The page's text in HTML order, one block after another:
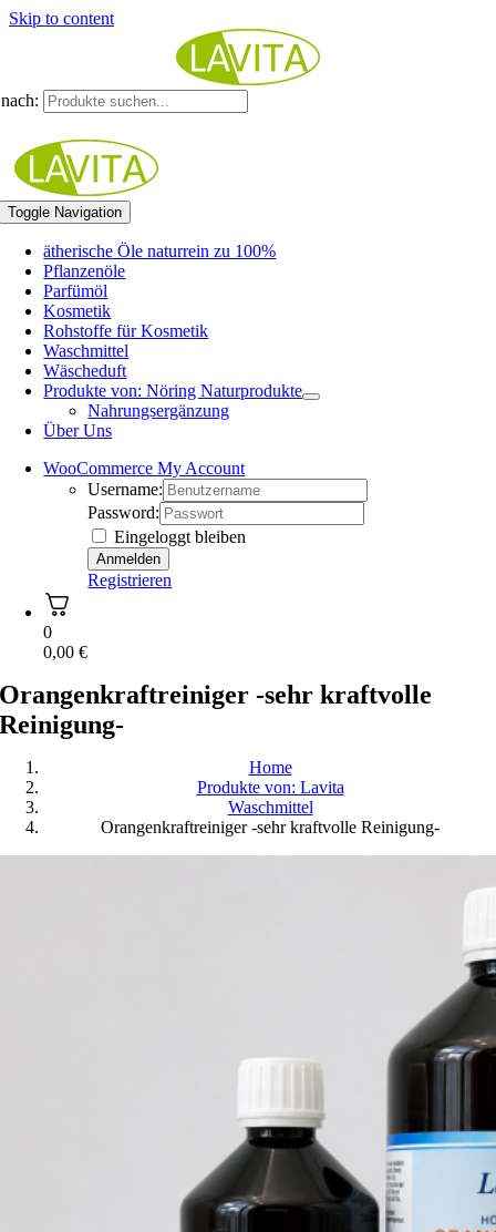
Skip to content
Toggle Navigation
ätherische Öle naturrein zu 100%
Pflanzenöle
Parfümöl
Kosmetik
Rohstoffe für Kosmetik
Waschmittel
Wäscheduft
Produkte von: Nöring Naturprodukte
Nahrungsergänzung
Über Uns
WooCommerce My Account
Username:
Password:
Eingeloggt bleiben
Registrieren
0
0,00€
Orangenkraftreiniger -sehr kraftvolle
Reinigung-
Home
Produkte von: Lavita
Waschmittel
Orangenkraftreiniger -sehr kraftvolle Reinigung-